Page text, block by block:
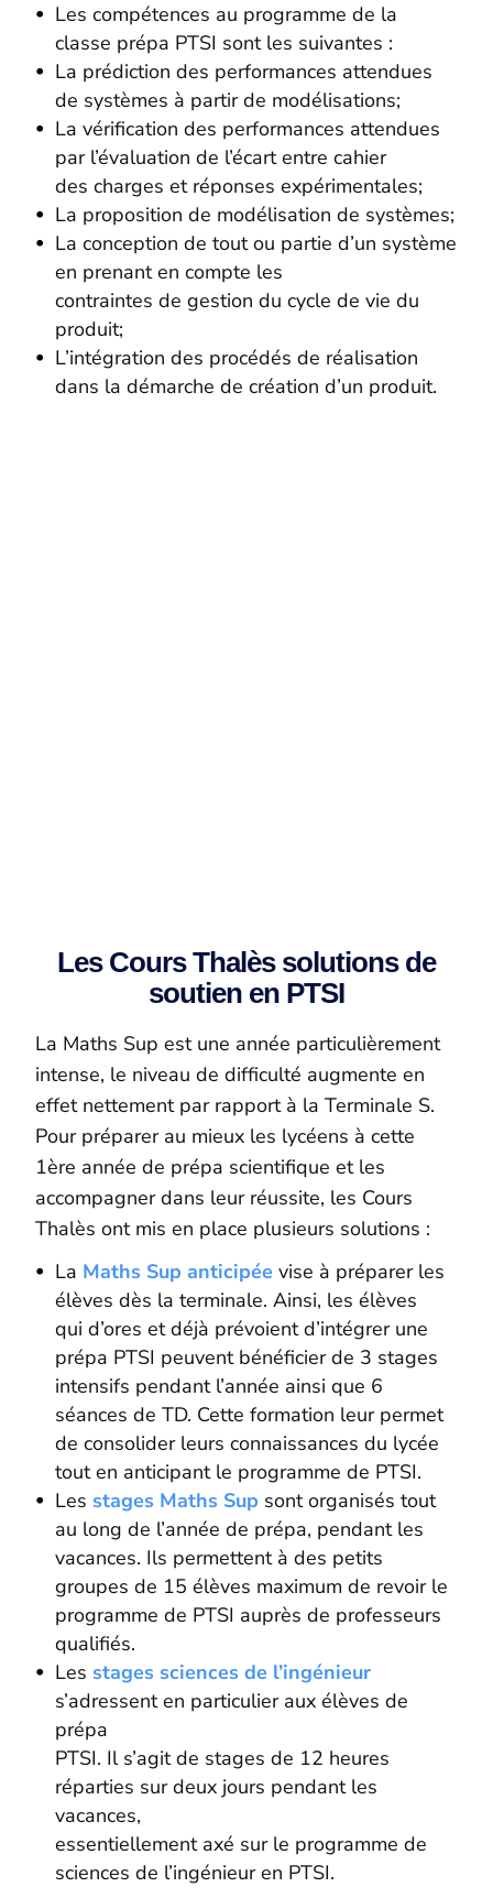
Les compétences au programme de la
classe prépa PTSI sont les suivantes :
La prédiction des performances attendues
de systèmes à partir de modélisations;
La vérification des performances attendues
par l’évaluation de l’écart entre cahier
des charges et réponses expérimentales;
La proposition de modélisation de systèmes;
La conception de tout ou partie d’un système
en prenant en compte les
contraintes de gestion du cycle de vie du
produit;
L’intégration des procédés de réalisation
dans la démarche de création d’un produit.
Les Cours Thalès solutions de
soutien en PTSI
La Maths Sup est une année particulièrement
intense, le niveau de difficulté augmente en
effet nettement par rapport à la Terminale S.
Pour préparer au mieux les lycéens à cette
1ère année de prépa scientifique et les
accompagner dans leur réussite, les Cours
Thalès ont mis en place plusieurs solutions :
La Maths Sup anticipée vise à préparer les
élèves dès la terminale. Ainsi, les élèves
qui d’ores et déjà prévoient d’intégrer une
prépa PTSI peuvent bénéficier de 3 stages
intensifs pendant l’année ainsi que 6
séances de TD. Cette formation leur permet
de consolider leurs connaissances du lycée
tout en anticipant le programme de PTSI.
Les stages Maths Sup sont organisés tout
au long de l’année de prépa, pendant les
vacances. Ils permettent à des petits
groupes de 15 élèves maximum de revoir le
programme de PTSI auprès de professeurs
qualifiés.
Les stages sciences de l’ingénieur
s’adressent en particulier aux élèves de
prépa
PTSI. Il s’agit de stages de 12 heures
réparties sur deux jours pendant les
vacances,
essentiellement axé sur le programme de
sciences de l’ingénieur en PTSI.